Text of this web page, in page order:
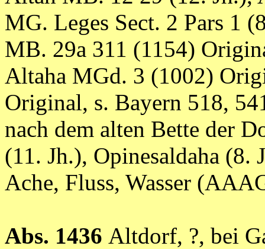
MG. Leges Sect. 2 Pars 1
MB. 29a 311 (1154)
Altaha MGd. 3 (1002)
Original, s. Bayern 518,
nach dem alten Bette der
(11. Jh.), Opinesaldaha (8.
Ache, Fluss, Wasser
Abs. 1436 Altdorf, ?, bei